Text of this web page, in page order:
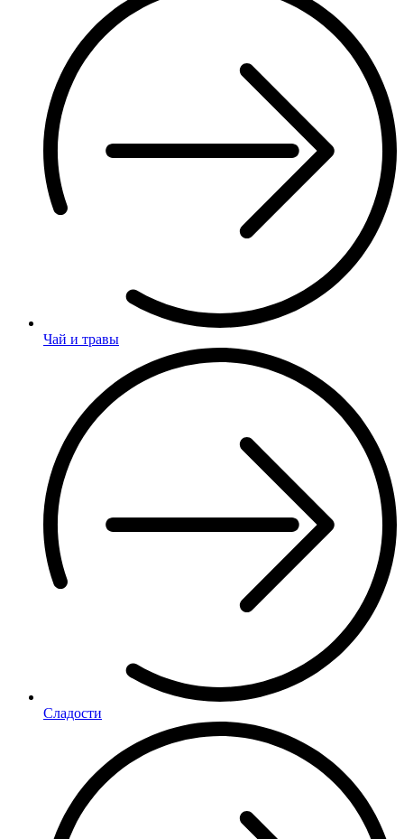
Чай и травы
Сладости